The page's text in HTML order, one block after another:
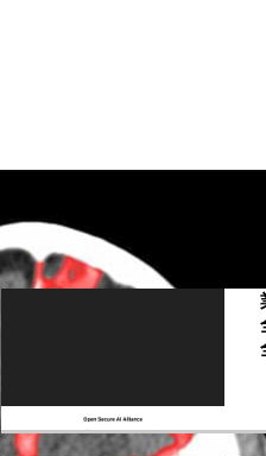
All NVIDIA